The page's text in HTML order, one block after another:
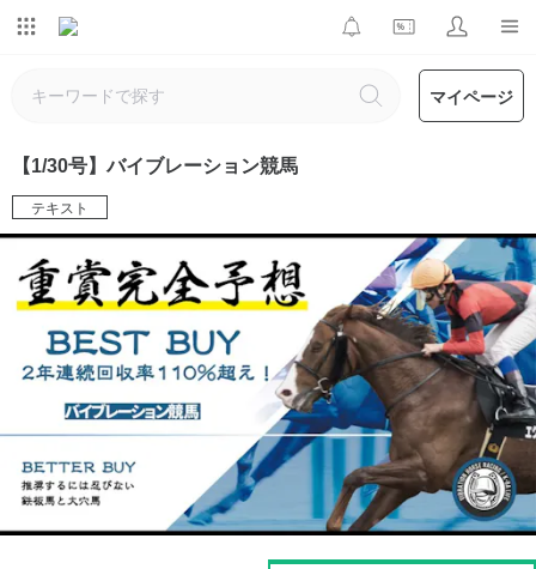
マイページ
【1/30号】バイブレーション競馬
テキスト